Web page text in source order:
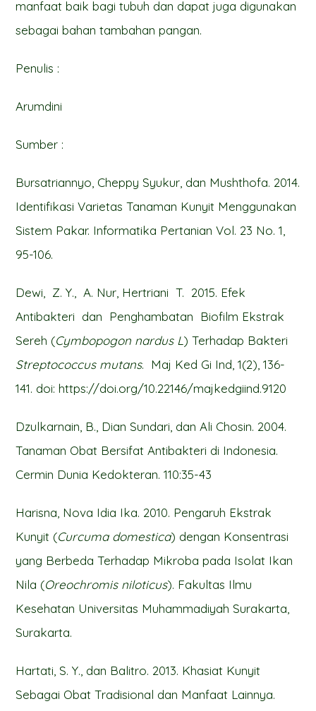
manfaat baik bagi tubuh dan dapat juga digunakan
sebagai bahan tambahan pangan.
Penulis :
Arumdini
Sumber :
Bursatriannyo, Cheppy Syukur, dan Mushthofa. 2014.
Identifikasi Varietas Tanaman Kunyit Menggunakan
Sistem Pakar. Informatika Pertanian Vol. 23 No. 1,
95-106.
Dewi, Z. Y., A. Nur, Hertriani T. 2015. Efek
Antibakteri dan Penghambatan Biofilm Ekstrak
Sereh (Cymbopogon nardus L) Terhadap Bakteri
Streptococcus mutans. Maj Ked Gi Ind, 1(2), 136-
141. doi: https://doi.org/10.22146/majkedgiind.9120
Dzulkarnain, B., Dian Sundari, dan Ali Chosin. 2004.
Tanaman Obat Bersifat Antibakteri di Indonesia.
Cermin Dunia Kedokteran. 110:35-43
Harisna, Nova Idia Ika. 2010. Pengaruh Ekstrak
Kunyit (Curcuma domestica) dengan Konsentrasi
yang Berbeda Terhadap Mikroba pada Isolat Ikan
Nila (Oreochromis niloticus). Fakultas Ilmu
Kesehatan Universitas Muhammadiyah Surakarta,
Surakarta.
Hartati, S. Y., dan Balitro. 2013. Khasiat Kunyit
Sebagai Obat Tradisional dan Manfaat Lainnya.